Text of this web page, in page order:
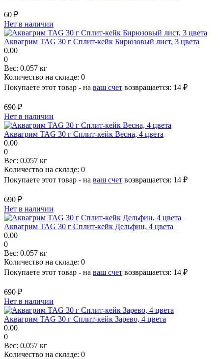
60 ₽
Нет в наличии
Аквагрим TAG 30 г Сплит-кейк Бирюзовый лист, 3 цвета
0.00
0
Вес: 0.057 кг
Количество на складе: 0
Покупаете этот товар - на ваш счет возвращается: 14 ₽
690 ₽
Нет в наличии
Аквагрим TAG 30 г Сплит-кейк Весна, 4 цвета
0.00
0
Вес: 0.057 кг
Количество на складе: 0
Покупаете этот товар - на ваш счет возвращается: 14 ₽
690 ₽
Нет в наличии
Аквагрим TAG 30 г Сплит-кейк Дельфин, 4 цвета
0.00
0
Вес: 0.057 кг
Количество на складе: 0
Покупаете этот товар - на ваш счет возвращается: 14 ₽
690 ₽
Нет в наличии
Аквагрим TAG 30 г Сплит-кейк Зарево, 4 цвета
0.00
0
Вес: 0.057 кг
Количество на складе: 0